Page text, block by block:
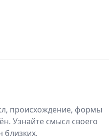
происхождение, формы
Узнайте смысл своего
близких.